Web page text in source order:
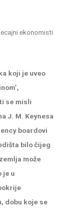
ekonomisti
koji je uveo
se misli
J. M. Keynesa
boardovi
bilo čijeg
može
je u
dobu koje se